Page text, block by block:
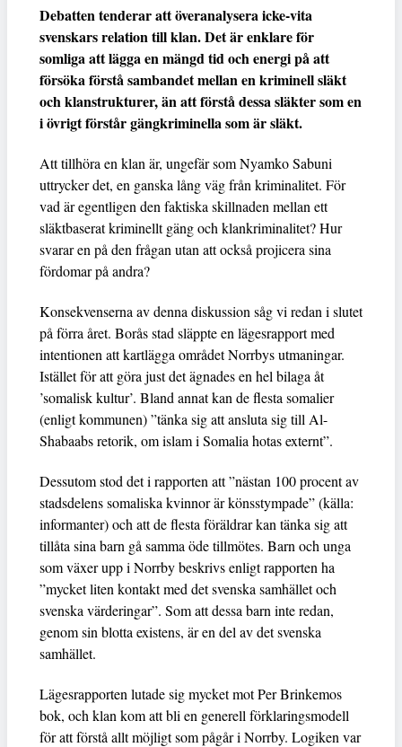
Debatten tenderar att överanalysera icke-vita
svenskars relation till klan. Det är enklare för
somliga att lägga en mängd tid och energi på att
försöka förstå sambandet mellan en kriminell släkt
och klanstrukturer, än att förstå dessa släkter som en
i övrigt förstår gängkriminella som är släkt.
Att tillhöra en klan är, ungefär som Nyamko Sabuni
uttrycker det, en ganska lång väg från kriminalitet. För
vad är egentligen den faktiska skillnaden mellan ett
släktbaserat kriminellt gäng och klankriminalitet? Hur
svarar en på den frågan utan att också projicera sina
fördomar på andra?
Konsekvenserna av denna diskussion såg vi redan i slutet
på förra året. Borås stad släppte en lägesrapport med
intentionen att kartlägga området Norrbys utmaningar.
Istället för att göra just det ägnades en hel bilaga åt
’somalisk kultur’. Bland annat kan de flesta somalier
(enligt kommunen) ”tänka sig att ansluta sig till Al-
Shabaabs retorik, om islam i Somalia hotas externt”.
Dessutom stod det i rapporten att ”nästan 100 procent av
stadsdelens somaliska kvinnor är könsstympade” (källa:
informanter) och att de flesta föräldrar kan tänka sig att
tillåta sina barn gå samma öde tillmötes. Barn och unga
som växer upp i Norrby beskrivs enligt rapporten ha
”mycket liten kontakt med det svenska samhället och
svenska värderingar”. Som att dessa barn inte redan,
genom sin blotta existens, är en del av det svenska
samhället.
Lägesrapporten lutade sig mycket mot Per Brinkemos
bok, och klan kom att bli en generell förklaringsmodell
för att förstå allt möjligt som pågår i Norrby. Logiken var